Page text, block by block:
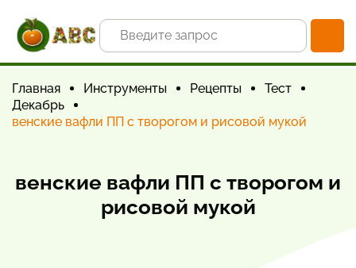
Главная Инструменты Рецепты
Тест
Декабрь
венские вафли ПП с творогом и рисовой мукой
венские вафли ПП с творогом и
рисовой мукой